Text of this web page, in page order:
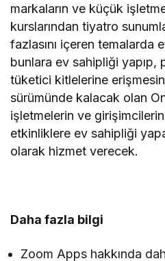
markaların ve küçük
kurslarından tiyatro
fazlasını içeren temalarda
bunlara ev sahipliği yapıp,
tüketici kitlelerine
sürümünde kalacak olan
işletmelerin ve
etkinliklere ev sahipliği
olarak hizmet verecek.
Daha fazla bilgi
Zoom Apps hakkında